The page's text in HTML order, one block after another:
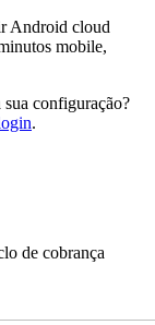
Android cloud
mobile,
configuração?
.
de cobrança